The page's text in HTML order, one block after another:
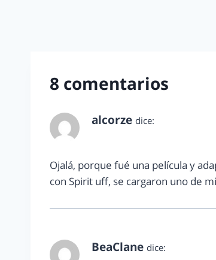
8 comentarios
alcorze dice:
Ojalá, porque fué una película y
con Spirit uff, se cargaron uno de
BeaClane dice: